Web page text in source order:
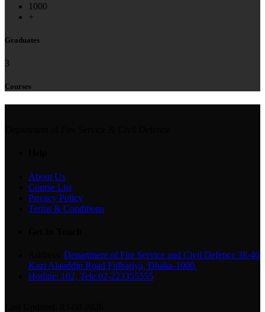
1000
+
Graduates
3
Courses
About Us
Course List
Privacy Policy
Terms & Conditions
Department of Fire Service and Civil Defence 38-46
Kazi Alauddin Road Fulbariya, Dhaka-1000.
Hotline: 102, Tele:02-223355555